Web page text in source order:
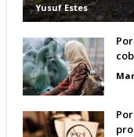
Yusuf Estes